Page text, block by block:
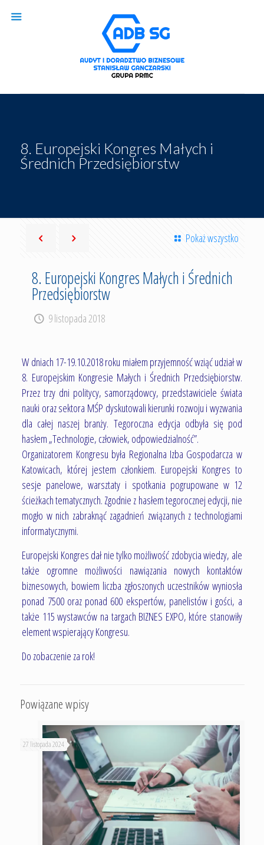
8. Europejski Kongres Małych i
Średnich Przedsiębiorstw
Pokaż wszystko
8. Europejski Kongres Małych i Średnich
Przedsiębiorstw
9 listopada 2018
W dniach 17-19.10.2018 roku miałem przyjemność wziąć udział w
8. Europejskim Kongresie Małych i Średnich Przedsiębiorstw.
Przez trzy dni politycy, samorządowcy, przedstawiciele świata
nauki oraz sektora MŚP dyskutowali kierunki rozwoju i wyzwania
dla całej naszej branży. Tegoroczna edycja odbyła się pod
hasłem „Technologie, człowiek, odpowiedzialność”.
Organizatorem Kongresu była Regionalna Izba Gospodarcza w
Katowicach, której jestem członkiem. Europejski Kongres to
sesje panelowe, warsztaty i spotkania pogrupowane w 12
ścieżkach tematycznych. Zgodnie z hasłem tegorocznej edycji, nie
mogło w nich zabraknąć zagadnień związanych z technologiami
informatycznymi.
Europejski Kongres dał nie tylko możliwość zdobycia wiedzy, ale
także ogromne możliwości nawiązania nowych kontaktów
biznesowych, bowiem liczba zgłoszonych uczestników wyniosła
ponad 7500 oraz ponad 600 ekspertów, panelistów i gości, a
także 115 wystawców na targach BIZNES EXPO, które stanowiły
element wspierający Kongresu.
Do zobaczenie za rok!
Powiązane wpisy
27 listopada 2024